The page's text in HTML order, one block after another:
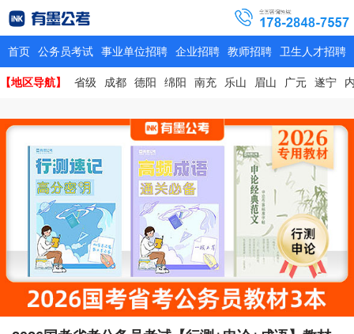
首页 公务员考试 事业单位招聘 企业招聘 教师招聘 卫生人才招聘
【地区导航】 省级 成都 德阳 绵阳 南充 乐山 眉山 广元 遂宁